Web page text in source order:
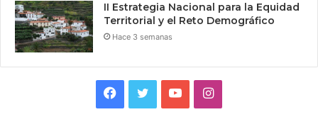
II Estrategia Nacional para la Equidad
Territorial y el Reto Demográfico
Hace 3 semanas
Facebook
TwitterYouTubeInstagram